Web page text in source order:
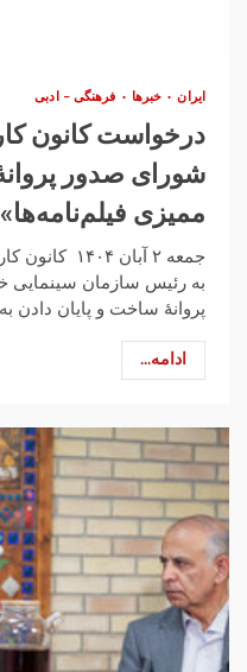
ایران خبرها فرهنگی – ادبی
درخواست کانون
شورای صدور
ممیزی‌ فیلم‌نامه‌ها»
جمعه ۲ آبان
به رئیس سازمان سینمایی
پروانهٔ ساخت و پایان دادن
ادامه...